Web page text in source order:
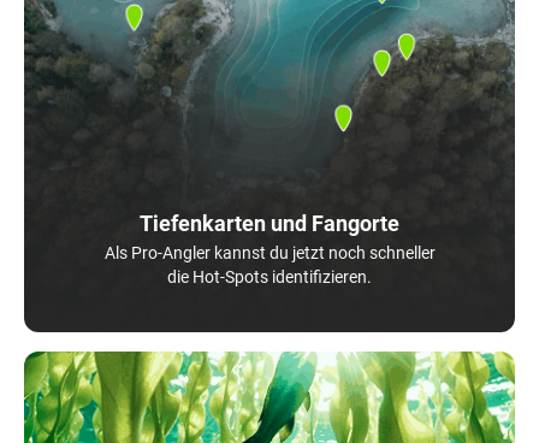
Tiefenkarten und Fangorte
Als Pro-Angler kannst du jetzt noch schneller
die Hot-Spots identifizieren.